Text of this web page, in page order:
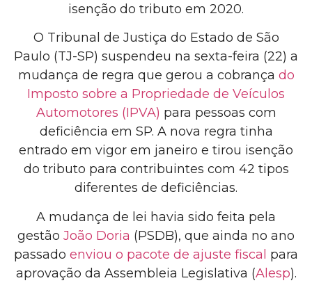
isenção do tributo em 2020.
O Tribunal de Justiça do Estado de São
Paulo (TJ-SP) suspendeu na sexta-feira (22) a
mudança de regra que gerou a cobrança do
Imposto sobre a Propriedade de Veículos
Automotores (IPVA) para pessoas com
deficiência em SP. A nova regra tinha
entrado em vigor em janeiro e tirou isenção
do tributo para contribuintes com 42 tipos
diferentes de deficiências.
A mudança de lei havia sido feita pela
gestão João Doria (PSDB), que ainda no ano
passado enviou o pacote de ajuste fiscal para
aprovação da Assembleia Legislativa (Alesp).